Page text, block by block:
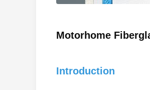
Motorhome
Introduction